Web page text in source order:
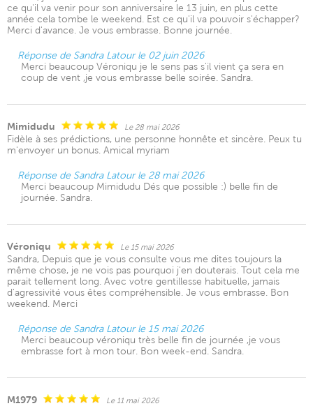
ce qu'il va venir pour son anniversaire le 13 juin, en plus cette
année cela tombe le weekend. Est ce qu'il va pouvoir s'échapper?
Merci d'avance. Je vous embrasse. Bonne journée.
Réponse de Sandra Latour le 02 juin 2026
Merci beaucoup Véroniqu je le sens pas s'il vient ça sera en
coup de vent ,je vous embrasse belle soirée. Sandra.
Mimidudu Le 28 mai 2026
Fidèle à ses prédictions, une personne honnête et sincère. Peux tu
m'envoyer un bonus. Amical myriam
Réponse de Sandra Latour le 28 mai 2026
Merci beaucoup Mimidudu Dés que possible :) belle fin de
journée. Sandra.
Véroniqu Le 15 mai 2026
Sandra, Depuis que je vous consulte vous me dites toujours la
même chose, je ne vois pas pourquoi j'en douterais. Tout cela me
parait tellement long. Avec votre gentillesse habituelle, jamais
d'agressivité vous êtes compréhensible. Je vous embrasse. Bon
weekend. Merci
Réponse de Sandra Latour le 15 mai 2026
Merci beaucoup véroniqu très belle fin de journée ,je vous
embrasse fort à mon tour. Bon week-end. Sandra.
M1979 Le 11 mai 2026